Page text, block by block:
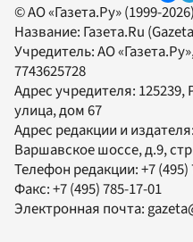
© АО «Газета.Ру» (1999-
Название: Газета.Ru
Учредитель:АО «Газета.Ру»
7743625728
Адрес учредителя:
улица, дом 67
Адрес редакции и издателя:
Варшавское шоссе, д.9,
Телефон редакции:+7
Факс:+7 (495) 785-17-01
Электронная почта: